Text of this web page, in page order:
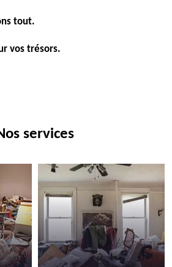
tout.
vos trésors.
services